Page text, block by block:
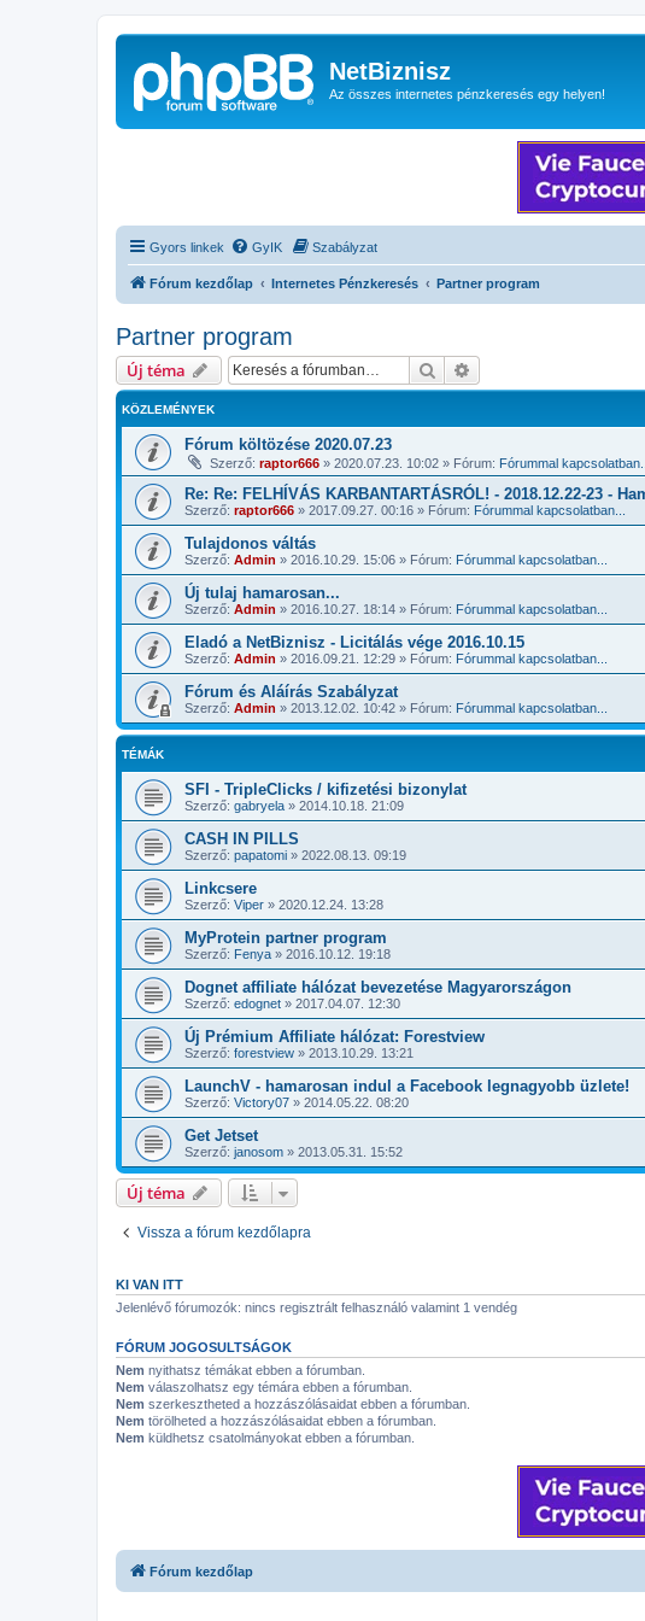
NetBiznisz
Az összes internetes pénzkeresés egy helyen!
Gyors linkek GyIK Szabályzat
Fórum kezdőlap Internetes Pénzkeresés Partner program
Partner program
Új téma Keresés
KÖZLEMÉNYEK
Fórum költözése 2020.07.23
Szerző: raptor666 » 2020.07.23. 10:02 » Fórum: Fórummal kapcsolatban...
Re: Re: FELHÍVÁS KARBANTARTÁSRÓL! - 2018.12.22-23 -
Szerző: raptor666 » 2017.09.27. 00:16 » Fórum: Fórummal kapcsolatban...
Tulajdonos váltás
Szerző: Admin » 2016.10.29. 15:06 » Fórum: Fórummal kapcsolatban...
Új tulaj hamarosan...
Szerző: Admin » 2016.10.27. 18:14 » Fórum: Fórummal kapcsolatban...
Eladó a NetBiznisz - Licitálás vége 2016.10.15
Szerző: Admin » 2016.09.21. 12:29 » Fórum: Fórummal kapcsolatban...
Fórum és Aláírás Szabályzat
Szerző: Admin » 2013.12.02. 10:42 » Fórum: Fórummal kapcsolatban...
TÉMÁK
SFI - TripleClicks / kifizetési bizonylat
Szerző: gabryela » 2014.10.18. 21:09
CASH IN PILLS
Szerző: papatomi » 2022.08.13. 09:19
Linkcsere
Szerző: Viper » 2020.12.24. 13:28
MyProtein partner program
Szerző: Fenya » 2016.10.12. 19:18
Dognet affiliate hálózat bevezetése Magyarországon
Szerző: edognet » 2017.04.07. 12:30
Új Prémium Affiliate hálózat: Forestview
Szerző: forestview » 2013.10.29. 13:21
LaunchV - hamarosan indul a Facebook legnagyobb üzlete!
Szerző: Victory07 » 2014.05.22. 08:20
Get Jetset
Szerző: janosom » 2013.05.31. 15:52
Új téma
Vissza a fórum kezdőlapra
KI VAN ITT
Jelenlévő fórumozók: nincs regisztrált felhasználó valamint 1 vendég
FÓRUM JOGOSULTSÁGOK
Nem nyithatsz témákat ebben a fórumban.
Nem válaszolhatsz egy témára ebben a fórumban.
Nem szerkesztheted a hozzászólásaidat ebben a fórumban.
Nem törölheted a hozzászólásaidat ebben a fórumban.
Nem küldhetsz csatolmányokat ebben a fórumban.
Fórum kezdőlap